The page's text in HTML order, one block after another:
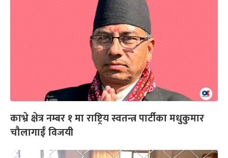
काभ्रे क्षेत्र नम्बर १ मा राष्ट्रिय स्वतन्त्र पार्टीका मधुकुमार
चौलागाईँ विजयी